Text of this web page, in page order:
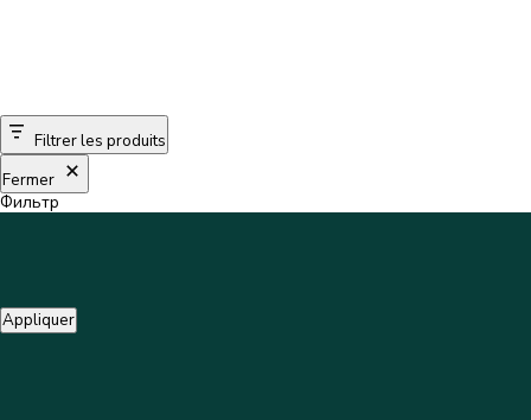
Filtrer les produits
Fermer
Фильтр
Appliquer